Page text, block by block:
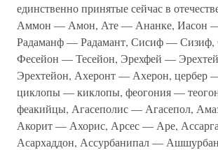
единственно принятые сейчас в
Аммон — Амон, Ате — Ананке, Иасон
Радаманф — Радамант, Сисиф — Сизиф,
Фесейон — Тесейон, Эрехфей —
Эрехтейон, Ахеронт — Ахерон, цербер
циклопы — киклопы, феогония —
феакийцы, Агасеполис — Агасепол,
Акорит — Ахорис, Арсес — Аре,
Асархаддон, Ассурбанипал —